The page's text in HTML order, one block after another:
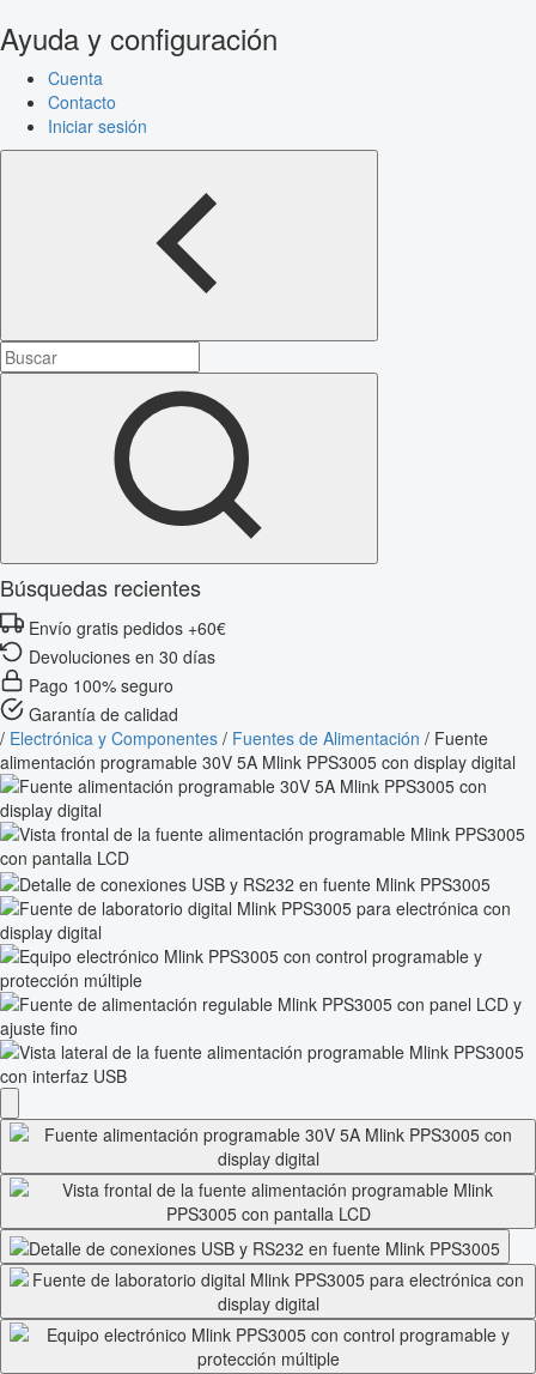
Ayuda y configuración
Cuenta
Contacto
Iniciar sesión
Búsquedas recientes
Envío gratis pedidos +60€
Devoluciones en 30 días
Pago 100% seguro
Garantía de calidad
/ Electrónica y Componentes / Fuentes de Alimentación / Fuente
alimentación programable 30V 5A Mlink PPS3005 con display digital